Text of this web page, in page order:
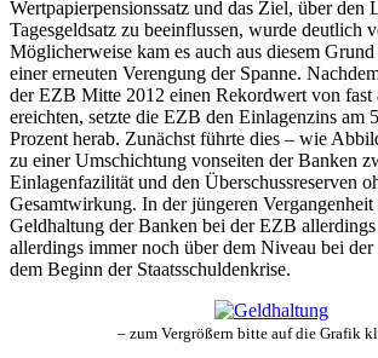
Wertpapierpensionssatz und das Ziel, über den
Tagesgeldsatz zu beeinflussen, wurde deutlich
Möglicherweise kam es auch aus diesem
einer erneuten Verengung der Spanne.
der EZB Mitte 2012 einen Rekordwert von
ereichten, setzte die EZB den Einlagenzins am
Prozent herab. Zunächst führte dies – wie
zu einer Umschichtung vonseiten der Banken
Einlagenfazilität und den Überschussreserven
Gesamtwirkung. In der jüngeren Vergangenheit
Geldhaltung der Banken bei der EZB
allerdings immer noch über dem Niveau bei der
dem Beginn der Staatsschuldenkrise.
– zum Vergrößern bitte auf die Grafik